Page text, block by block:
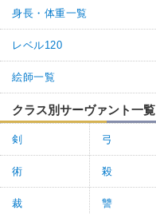
身長・体重一覧
レベル120
絵師一覧
クラス別サーヴァント一覧
剣 弓
術 殺
裁 讐